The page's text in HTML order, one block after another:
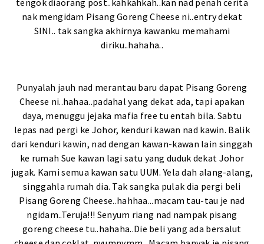
tengok diaorang post..kahkahkah..kan nad penah cerita
nak mengidam Pisang Goreng Cheese ni..entry dekat
SINI.. tak sangka akhirnya kawanku memahami
diriku..hahaha..
Punyalah jauh nad merantau baru dapat Pisang Goreng
Cheese ni..hahaa..padahal yang dekat ada, tapi apakan
daya, menuggu jejaka mafia free tu entah bila. Sabtu
lepas nad pergi ke Johor, kenduri kawan nad kawin. Balik
dari kenduri kawin, nad dengan kawan-kawan lain singgah
ke rumah Sue kawan lagi satu yang duduk dekat Johor
jugak. Kami semua kawan satu UUM. Yela dah alang-alang,
singgahla rumah dia. Tak sangka pulak dia pergi beli
Pisang Goreng Cheese..hahhaa...macam tau-tau je nad
ngidam..Teruja!!! Senyum riang nad nampak pisang
goreng cheese tu..hahaha..Die beli yang ada bersalut